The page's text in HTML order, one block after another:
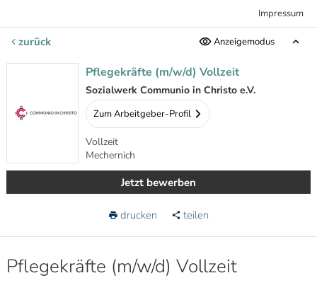
Impressum
zurück Anzeigemodus
Pflegekräfte (m/w/d) Vollzeit
Sozialwerk Communio in Christo e.V.
Zum Arbeitgeber-Profil
Vollzeit
Mechernich
Jetzt bewerben
drucken teilen
Pflegekräfte (m/w/d) Vollzeit